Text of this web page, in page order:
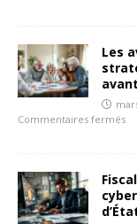
Les
Commentaires fermés